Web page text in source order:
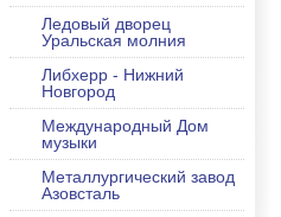
Ледовый дворец
Уральская молния
Либхерр - Нижний
Новгород
Международный Дом
музыки
Металлургический завод
Азовсталь